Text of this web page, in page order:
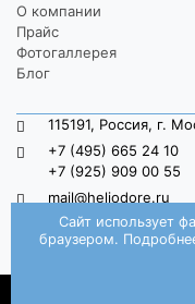
О компании
Прайс
Фотогаллерея
Блог
115191, Россия, г.
+7 (495) 665 24 10
+7 (925) 909 00 55
mail@heliodore.ru
пн-пт: 9:00 —
Заказать звонок
Сайт использует
браузером.